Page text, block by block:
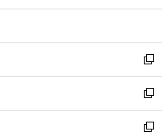
開
ウ
開
く
ン
ウ
で
開
く
ウ
ン
ド
ウ
で
開
く
新
し
い
ウ
ィ
新
し
い
新